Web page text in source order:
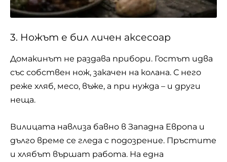
3. Ножът е бил личен аксесоар
Домакинът не раздава прибори. Гостът идва
със собствен нож, закачен на колана. С него
реже хляб, месо, въже, а при нужда – и други
неща.
Вилицата навлиза бавно в Западна Европа и
дълго време се гледа с подозрение. Пръстите
и хлябът вършат работа. На една